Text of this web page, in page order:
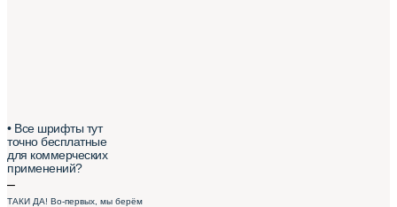
• Все шрифты тут
точно бесплатные
для коммерческих
применений?
–
ТАКИ ДА! Во-первых, мы берём